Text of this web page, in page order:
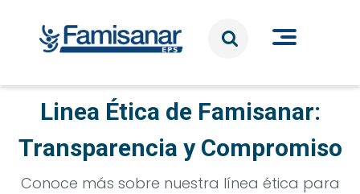
Linea Ética de Famisanar:
Transparencia y Compromiso
Conoce más sobre nuestra línea ética para